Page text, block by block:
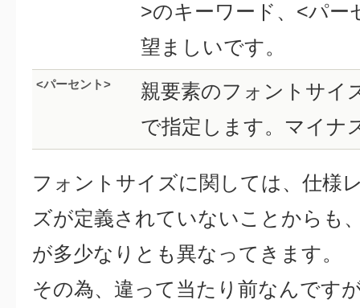
>のキーワード、<パー
望ましいです。
<パーセント>
親要素のフォントサイ
で指定します。マイナ
フォントサイズに関しては、仕様
ズが定義されていないことからも
が多少なりとも異なってきます。
その為、違って当たり前なんです